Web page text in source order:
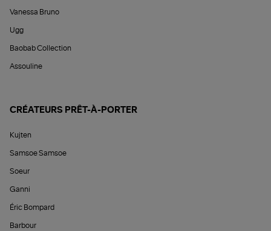
Vanessa Bruno
Ugg
Baobab Collection
Assouline
CRÉATEURS PRÊT-À-PORTER
Kujten
Samsoe Samsoe
Soeur
Ganni
Éric Bompard
Barbour